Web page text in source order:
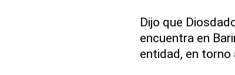
Dijo que
encuentra en
entidad, en torno